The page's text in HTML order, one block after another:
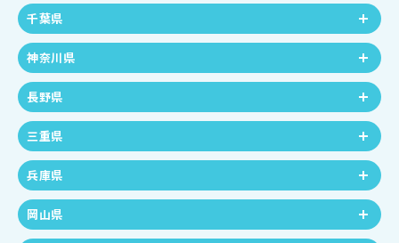
千葉県
神奈川県
長野県
三重県
兵庫県
岡山県